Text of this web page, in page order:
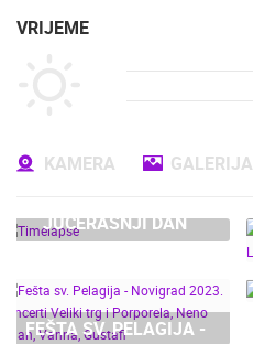
VRIJEME
KAMERA GALERIJA
JUČERAŠNJI DAN
FEŠTA SV. PELAGIJA -